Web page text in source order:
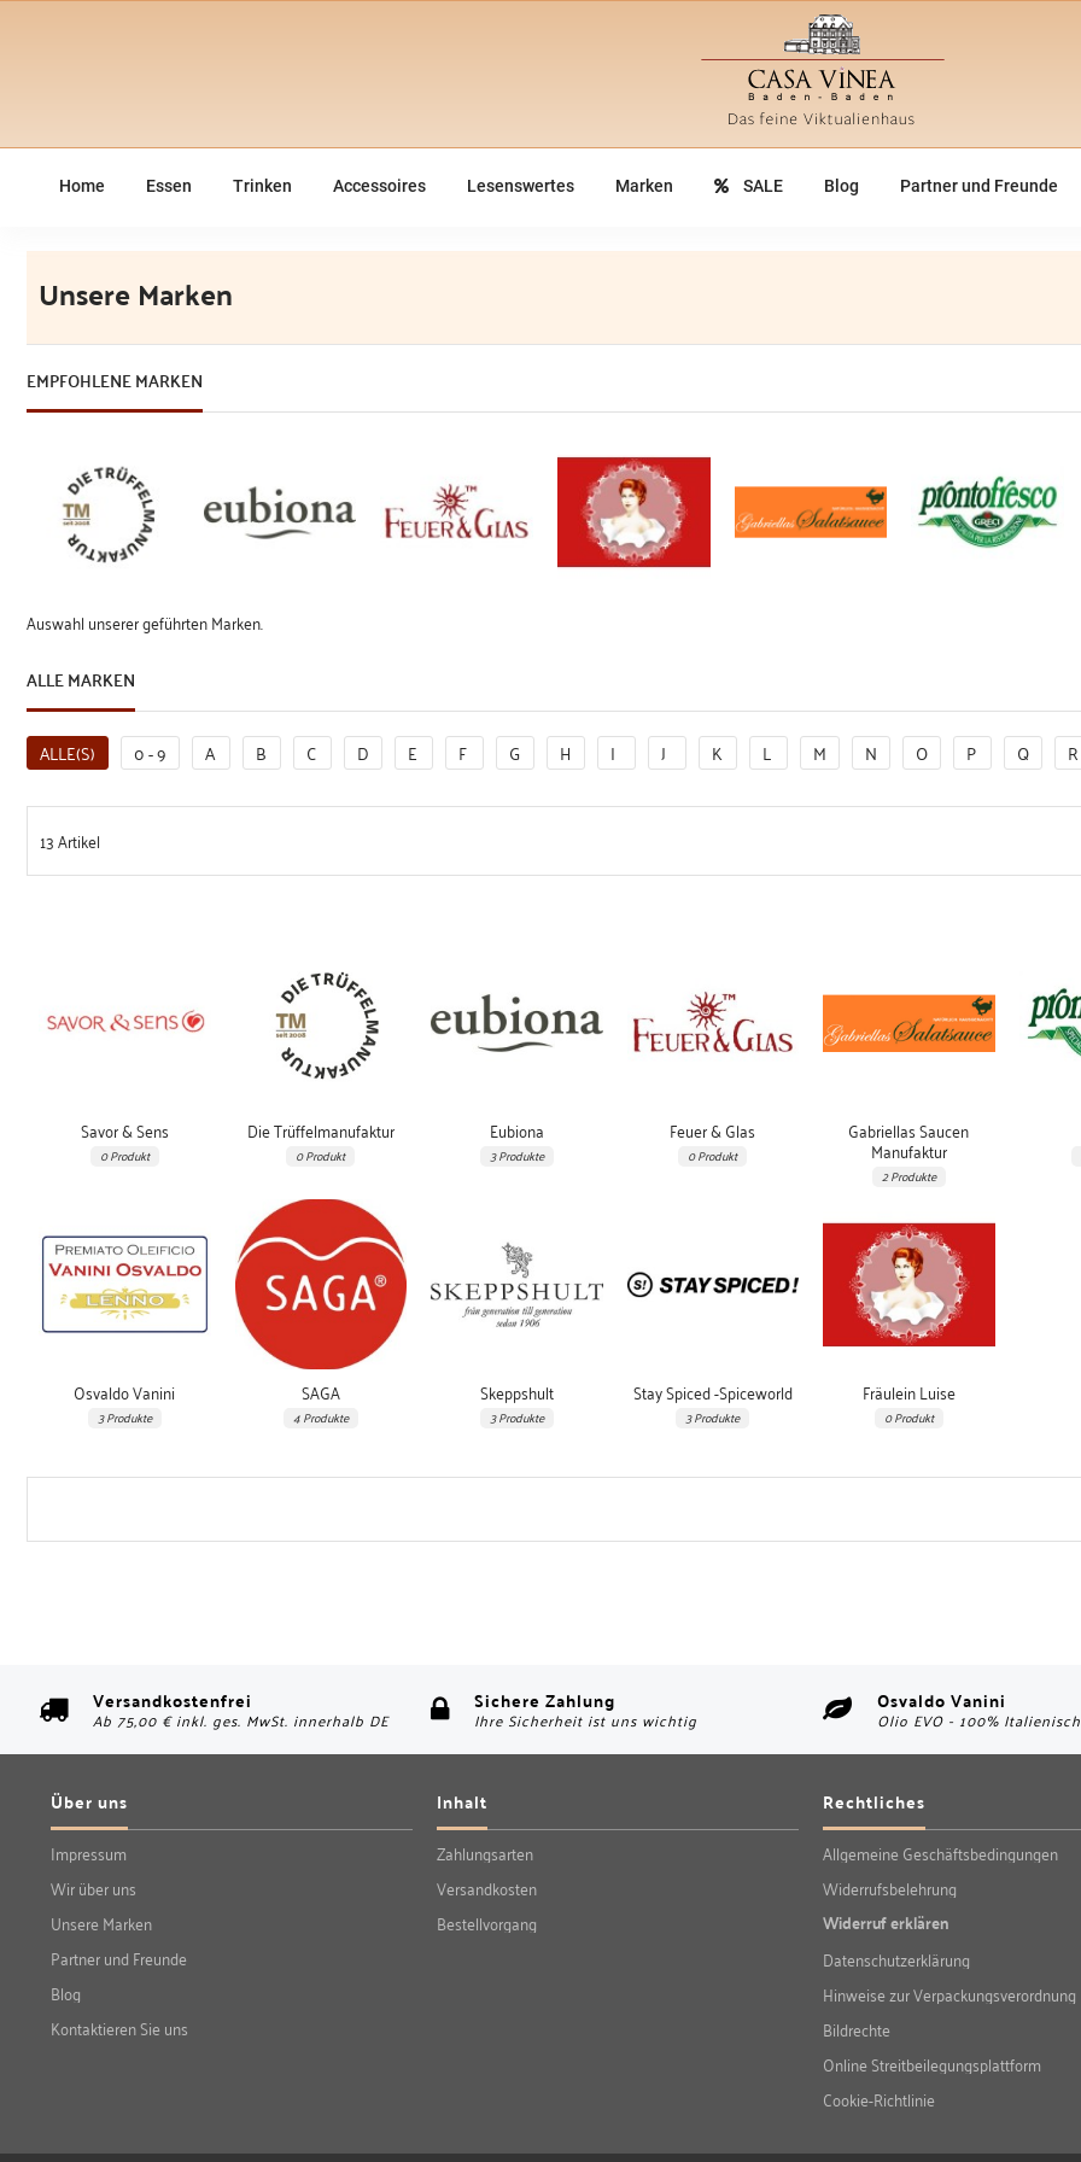
Home Essen Trinken Accessoires Lesenswertes Marken SALE Blog Partner und Freunde
Unsere Marken
EMPFOHLENE MARKEN
Auswahl unserer geführten Marken.
ALLE MARKEN
ALLE(S) 0 - 9 A B C D E F G H I J K L M N O P Q R
13Artikel
Savor & Sens
0 Produkt
Die Trüffelmanufaktur
0 Produkt
Eubiona
3 Produkte
Feuer & Glas
0 Produkt
Gabriellas Saucen
Manufaktur
2 Produkte
Osvaldo Vanini
3 Produkte
SAGA
4 Produkte
Skeppshult
3 Produkte
Stay Spiced -Spiceworld
3 Produkte
Fräulein Luise
0 Produkt
Versandkostenfrei
Ab 75,00 € inkl. ges. MwSt. innerhalb DE
Sichere Zahlung
Ihre Sicherheit ist uns wichtig
Osvaldo Vanini
Olio EVO - 100% Italienisch
Über uns
Impressum
Wir über uns
Unsere Marken
Partner und Freunde
Blog
Kontaktieren Sie uns
Inhalt
Zahlungsarten
Versandkosten
Bestellvorgang
Rechtliches
Allgemeine Geschäftsbedingungen
Widerrufsbelehrung
Widerruf erklären
Datenschutzerklärung
Hinweise zur Verpackungsverordnung
Bildrechte
Online Streitbeilegungsplattform
Cookie-Richtlinie